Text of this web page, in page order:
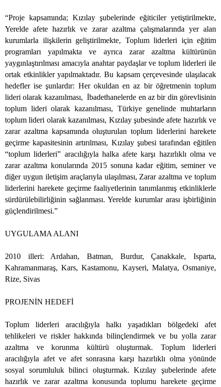
“Proje kapsamında; Kızılay şubelerinde eğiticiler yetiştirilmekte,
Yerelde afete hazırlık ve zarar azaltma çalışmalarında yer alan
kurumlarla ilişkilerin geliştirilmekte, Toplum liderleri için eğitim
programları yapılmakta ve ayrıca zarar azaltma kültürünün
yaygınlaştırılması amacıyla anahtar paydaşlar ve toplum liderleri ile
ortak etkinlikler yapılmaktadır. Bu kapsam çerçevesinde ulaşılacak
hedefler ise şunlardır: Her okuldan en az bir öğretmenin toplum
lideri olarak kazanılması, İbadethanelerde en az bir din görevlisinin
toplum lideri olarak kazanılması, Türkiye genelinde muhtarların
toplum lideri olarak kazanılması, Kızılay şubesinde afete hazırlık ve
zarar azaltma kapsamında oluşturulan toplum liderlerini harekete
geçirme kapasitesinin artırılması, Kızılay şubesi tarafından eğitilen
“toplum liderleri” aracılığıyla halka afete karşı hazırlıklı olma ve
zarar azaltma konularında 2015 sonuna kadar eğitim, seminer ve
diğer uygun iletişim araçlarıyla ulaşılması, Zarar azaltma ve toplum
liderlerini harekete geçirme faaliyetlerinin tanımlanmış etkinliklerle
sürdürülebilirliğinin sağlanması. Yerelde kurumlar arası işbirliğinin
güçlendirilmesi.”
UYGULAMA ALANI
2010 illeri: Ardahan, Batman, Burdur, Çanakkale, Isparta,
Kahramanmaraş, Kars, Kastamonu, Kayseri, Malatya, Osmaniye,
Rize, Sivas
PROJENİN HEDEFİ
Toplum liderleri aracılığıyla halkı yaşadıkları bölgedeki afet
tehlikeleri ve riskler hakkında bilinçlendirmek ve bu yolla zarar
azaltma ve korunma kültürü oluşturmak. Toplum liderleri
aracılığıyla afet ve afet sonrasına karşı hazırlıklı olma yönünde
sosyal sorumluluk bilinci oluşturmak. Kızılay şubelerinde afete
hazırlık ve zarar azaltma konusunda toplumu harekete geçirme